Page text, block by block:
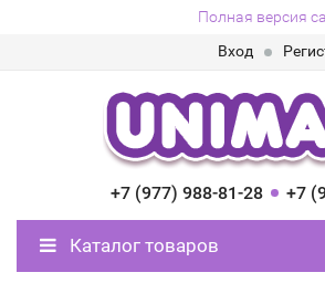
Полная версия
Вход
+7 (977) 988-81-28 +7
Каталог товаров